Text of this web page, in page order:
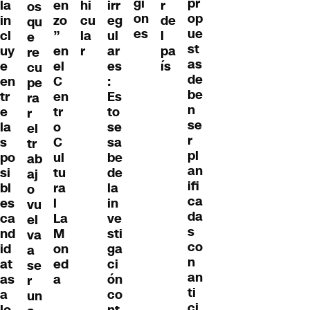
la
in
cl
uy
e
en
tr
e
la
s
po
si
bl
es
ca
nd
id
at
as
a
os
qu
e
re
cu
pe
ra
r
el
tr
ab
aj
o
vu
el
va
a
se
r
un
en
zo
”
en
el
C
en
tr
o
C
ul
tu
ra
l
La
M
on
ed
a
hi
cu
la
r
irr
eg
ul
ar
es
:
Es
to
se
sa
be
de
la
in
ve
sti
ga
ci
ón
co
gi
on
es
r
de
l
pa
ís
pr
op
ue
st
as
de
be
n
se
r
pl
an
ifi
ca
da
s
co
n
an
ti